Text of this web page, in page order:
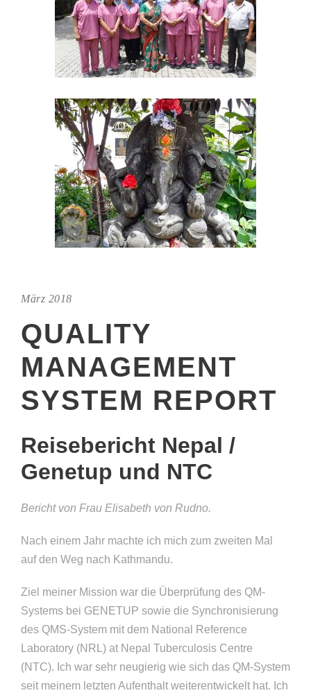
März 2018
QUALITY
MANAGEMENT
SYSTEM REPORT
Reisebericht Nepal /
Genetup und NTC
Bericht von Frau Elisabeth von Rudno.
Nach einem Jahr machte ich mich zum zweiten Mal
auf den Weg nach Kathmandu.
Ziel meiner Mission war die Überprüfung des QM-
Systems bei GENETUP sowie die Synchronisierung
des QMS-System mit dem National Reference
Laboratory (NRL) at Nepal Tuberculosis Centre
(NTC). Ich war sehr neugierig wie sich das QM-System
seit meinem letzten Aufenthalt weiterentwickelt hat. Ich